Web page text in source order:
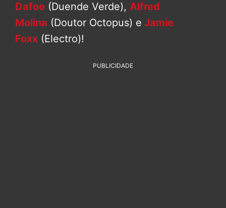
Dafoe (Duende Verde), Alfred
Molina (Doutor Octopus) e Jamie
Foxx (Electro)!
PUBLICIDADE